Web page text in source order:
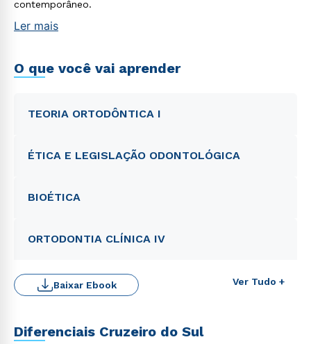
contemporâneo.
Ler mais
O que você vai aprender
TEORIA ORTODÔNTICA I
ÉTICA E LEGISLAÇÃO ODONTOLÓGICA
BIOÉTICA
ORTODONTIA CLÍNICA IV
Ver Tudo +
Baixar Ebook
Diferenciais Cruzeiro do Sul